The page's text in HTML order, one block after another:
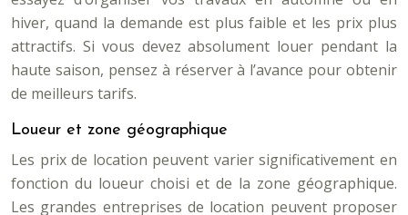
hiver, quand la demande est plus faible et les prix plus
attractifs. Si vous devez absolument louer pendant la
haute saison, pensez à réserver à l’avance pour obtenir
de meilleurs tarifs.
Loueur et zone géographique
Les prix de location peuvent varier significativement en
fonction du loueur choisi et de la zone géographique.
Les grandes entreprises de location peuvent proposer